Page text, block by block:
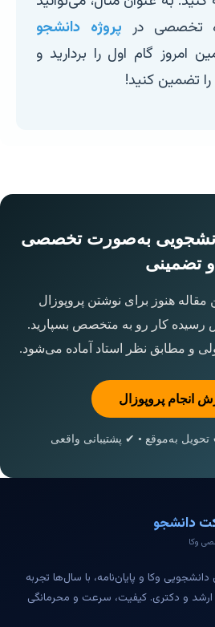
تخصصی در پروژه دانشجو
امروز گام اول را بردارید و
تضمین کنید!
دانشجویی به‌صورت تخصصی
و تضمینی
مقاله هنوز برای نوشتن پروپوزال
رسیده کار رو به متخصص بسپارید.
و مطابق نظر استاد آماده می‌شود.
انجام پروپوزال
به‌موقع • ✔ پشتیبانی واقعی
دانشجو
وکا
وکا و پایان‌نامه، با سال‌ها تجربه
ارشد و دکتری. کیفیت، سرعت و محرمانگی